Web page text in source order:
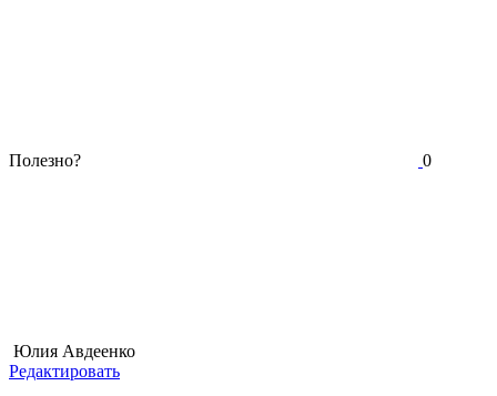
Полезно? 0
Юлия Авдеенко
Редактировать